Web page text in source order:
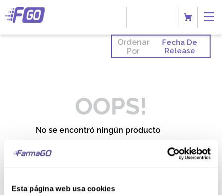
Esta página web usa cookies
Ordenar
Por
Fecha De
Release
OOPS!
No se encontró ningún producto
Intenta utilizar una sola palabra